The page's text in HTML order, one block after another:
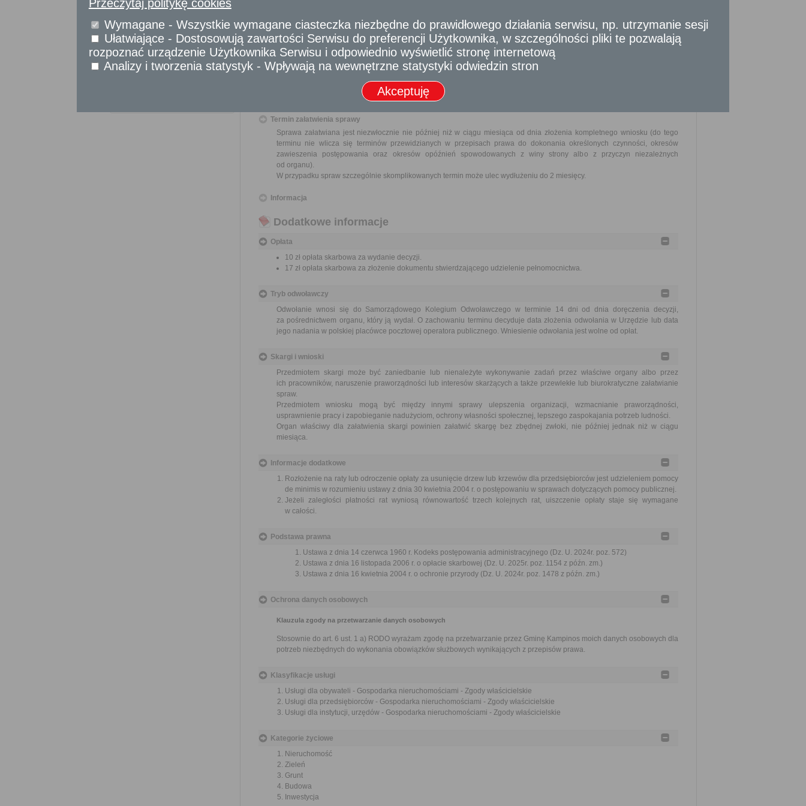
Sprawy komunikacyjne
Udostępnianie informacji publicznej
Urząd Stanu Cywilnego
Usługi
dla przedsiębiorców
Wniosek o wydanie decyzji w sprawie rozłożenia opłaty za usunięcie drzew lub krzewów lub przesunięcie terminu
płatności.
Dokumenty wskazujące na trudną sytuację materialną wnioskodawcy.
Dowód wniesienia opłaty.
Pełnomocnictwo w przypadku ustanowienia pełnomocnika wraz z dowodem uiszczenia stosownej opłaty.
Obywatel, Przedsiębiorca, Instytucja
Termin załatwienia sprawy
Sprawa załatwiana jest niezwłocznie nie później niż w ciągu miesiąca od dnia złożenia kompletnego wniosku (do tego
terminu nie wlicza się terminów przewidzianych w przepisach prawa do dokonania określonych czynności, okresów
zawieszenia postępowania oraz okresów opóźnień spowodowanych z winy strony albo z przyczyn niezależnych
od organu).
W przypadku spraw szczególnie skomplikowanych termin może ulec wydłużeniu do 2 miesięcy.
Informacja
Dodatkowe informacje
Opłata
10 zł opłata skarbowa za wydanie decyzji.
17 zł opłata skarbowa za złożenie dokumentu stwierdzającego udzielenie pełnomocnictwa.
Tryb odwoławczy
Odwołanie wnosi się do Samorządowego Kolegium Odwoławczego w terminie 14 dni od dnia doręczenia decyzji,
za pośrednictwem organu, który ją wydał. O zachowaniu terminu decyduje data złożenia odwołania w Urzędzie lub data
jego nadania w polskiej placówce pocztowej operatora publicznego. Wniesienie odwołania jest wolne od opłat.
Skargi i wnioski
Przedmiotem skargi może być zaniedbanie lub nienależyte wykonywanie zadań przez właściwe organy albo przez
ich pracowników, naruszenie praworządności lub interesów skarżących a także przewlekłe lub biurokratyczne załatwianie
spraw.
Przedmiotem wniosku mogą być między innymi sprawy ulepszenia organizacji, wzmacnianie praworządności,
usprawnienie pracy i zapobieganie nadużyciom, ochrony własności społecznej, lepszego zaspokajania potrzeb ludności.
Organ właściwy dla załatwienia skargi powinien załatwić skargę bez zbędnej zwłoki, nie później jednak niż w ciągu
miesiąca.
Informacje dodatkowe
Rozłożenie na raty lub odroczenie opłaty za usunięcie drzew lub krzewów dla przedsiębiorców jest udzieleniem pomocy
de minimis w rozumieniu ustawy z dnia 30 kwietnia 2004 r. o postępowaniu w sprawach dotyczących pomocy publicznej.
Jeżeli zaległości płatności rat wyniosą równowartość trzech kolejnych rat, uiszczenie opłaty staje się wymagane
w całości.
Podstawa prawna
Ustawa z dnia 14 czerwca 1960 r. Kodeks postępowania administracyjnego (Dz. U. 2024r. poz. 572)
Ustawa z dnia 16 listopada 2006 r. o opłacie skarbowej (Dz. U. 2025r. poz. 1154 z późn. zm.)
Ustawa z dnia 16 kwietnia 2004 r. o ochronie przyrody (Dz. U. 2024r. poz. 1478 z późn. zm.)
Ochrona danych osobowych
Klauzula zgody na przetwarzanie danych osobowych
Stosownie do art. 6 ust. 1 a) RODO wyrażam zgodę na przetwarzanie przez Gminę Kampinos moich danych osobowych dla
potrzeb niezbędnych do wykonania obowiązków służbowych wynikających z przepisów prawa.
Klasyfikacje usługi
Usługi dla obywateli - Gospodarka nieruchomościami - Zgody właścicielskie
Usługi dla przedsiębiorców - Gospodarka nieruchomościami - Zgody właścicielskie
Usługi dla instytucji, urzędów - Gospodarka nieruchomościami - Zgody właścicielskie
Kategorie życiowe
Nieruchomość
Zieleń
Grunt
Budowa
Inwestycja
Przeczytaj politykę cookies
Wymagane - Wszystkie wymagane ciasteczka niezbędne do prawidłowego działania serwisu, np. utrzymanie sesji
Ułatwiające - Dostosowują zawartości Serwisu do preferencji Użytkownika, w szczególności pliki te pozwalają
rozpoznać urządzenie Użytkownika Serwisu i odpowiednio wyświetlić stronę internetową
Analizy i tworzenia statystyk - Wpływają na wewnętrzne statystyki odwiedzin stron
Akceptuję